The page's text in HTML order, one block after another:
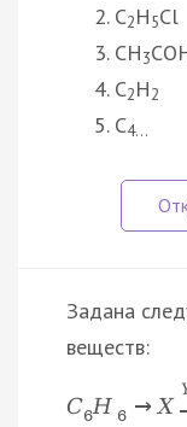
C2H5Cl
CH3
C2H2
C4…
Задана
веществ:
C6H 6 → X